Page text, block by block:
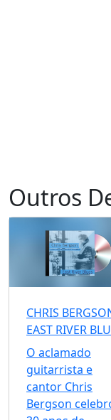
Outros
CHRIS
EAST RIVER
O aclamado
guitarrista e
cantor Chris
Bergson